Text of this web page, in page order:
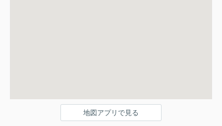
地図アプリで見る